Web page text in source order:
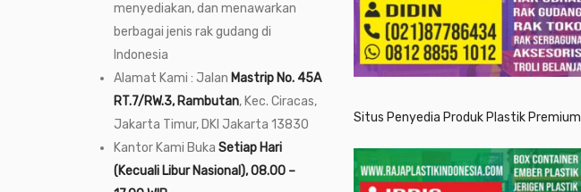
menyediakan, dan menawarkan
berbagai jenis rak gudang di
Indonesia
Alamat Kami : Jalan Mastrip No. 45A
RT.7/RW.3, Rambutan, Kec. Ciracas,
Jakarta Timur, DKI Jakarta 13830
Kantor Kami Buka Setiap Hari
(Kecuali Libur Nasional), 08.00 –
Situs Penyedia Produk Plastik Premium